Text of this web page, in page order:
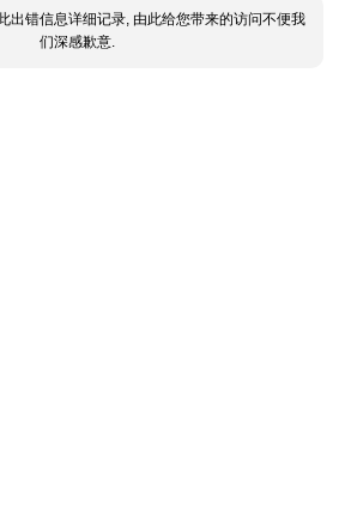
出错信息详细记录, 由此给您带来的访问不便我
们深感歉意.